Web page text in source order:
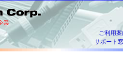
業
ご利用
サポート